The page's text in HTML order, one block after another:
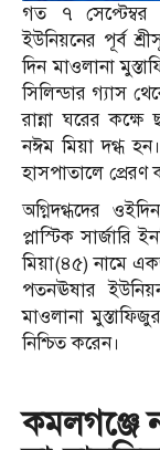
গত ৭
ইউনিয়নের পূর্ব
দিন মাওলানা
সিলিন্ডার গ্যাস
রান্না ঘরের
নঈম মিয়া দগ্ধ
হাসপাতালে প্রেরণ
অগ্নিদগ্ধদের
প্লাস্টিক
মিয়া(৪৫) নামে
পতনঊষার
মাওলানা
নিশ্চিত করেন।
কমলগঞ্জে